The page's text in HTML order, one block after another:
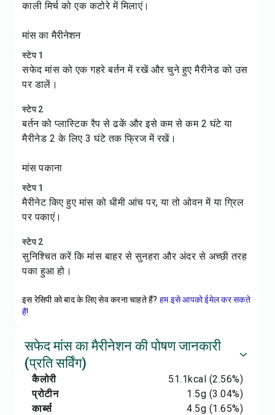
काली मिर्च को एक कटोरे में मिलाएं।
मांस का मैरीनेशन
स्टेप 1
सफेद मांस को एक गहरे बर्तन में रखें और चुने हुए मैरीनेड को उस
पर डालें।
स्टेप 2
बर्तन को प्लास्टिक रैप से ढकें और इसे कम से कम 2 घंटे या
मैरीनेड 2 के लिए 3 घंटे तक फ्रिज में रखें।
मांस पकाना
स्टेप 1
मैरीनेट किए हुए मांस को धीमी आंच पर, या तो ओवन में या ग्रिल
पर पकाएं।
स्टेप 2
सुनिश्चित करें कि मांस बाहर से सुनहरा और अंदर से अच्छी तरह
पका हुआ हो।
इस रेसिपी को बाद के लिए सेव करना चाहते हैं? हम इसे आपको ईमेल कर सकते
हैं!
सफेद मांस का मैरीनेशन की पोषण जानकारी
(प्रति सर्विंग)
कैलोरी 51.1kcal (2.56%)
प्रोटीन
1.5g (3.04%)
कार्ब्स
4.5g (1.65%)